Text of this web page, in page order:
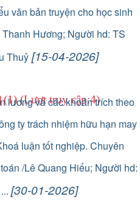
văn bản truyện cho học sinh
Hương; Người hd: TS
Thuỷ [15-04-2026]
(1) (Lượt truy cập:4)
lương và các khoản trích theo
ty trách nhiệm hữu hạn may
luận tốt nghiệp. Chuyên
/Lê Quang Hiếu; Người hd:
[30-01-2026]